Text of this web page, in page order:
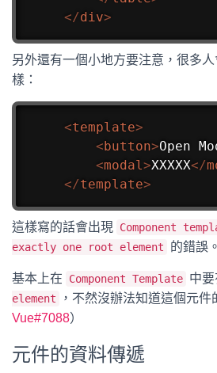
</div>
另外還有一個小地方要注意，很多
樣：
<template>
<button>Open
<modal>XXXXX</
</template>
這樣寫的話會出現
Component
exactly one root element
的錯誤。
基本上在 Component Template 中
element
，不然沒辦法知道這個元
Vue#7088）
元件的資料傳遞